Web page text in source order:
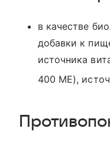
в качестве
добавки к
источника
400 МЕ),